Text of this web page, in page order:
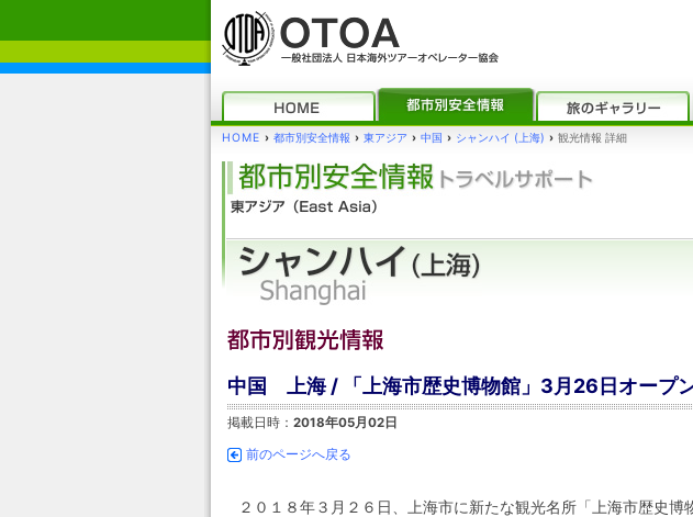
HOME › 都市別安全情報 › 東アジア › 中国 › シャンハイ (上海) › 観光情報 詳細
中国 上海 / 「上海市歴史博物館」3月26日オープ
掲載日時： 2018年05月02日
前のページへ戻る
２０１８年３月２６日、上海市に新たな観光名所「上海市歴史博